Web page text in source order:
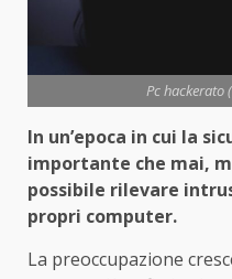
Pc hackerato
In un’epoca in cui la
importante che mai,
possibile rilevare
propri computer.
La preoccupazione